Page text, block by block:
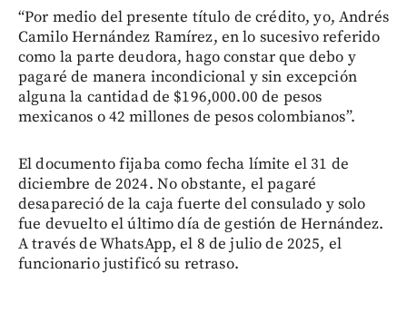
“Por medio del presente título de crédito, yo, Andrés
Camilo Hernández Ramírez, en lo sucesivo referido
como la parte deudora, hago constar que debo y
pagaré de manera incondicional y sin excepción
alguna la cantidad de $196,000.00 de pesos
mexicanos o 42 millones de pesos colombianos”.
El documento fijaba como fecha límite el 31 de
diciembre de 2024. No obstante, el pagaré
desapareció de la caja fuerte del consulado y solo
fue devuelto el último día de gestión de Hernández.
A través de WhatsApp, el 8 de julio de 2025, el
funcionario justificó su retraso.